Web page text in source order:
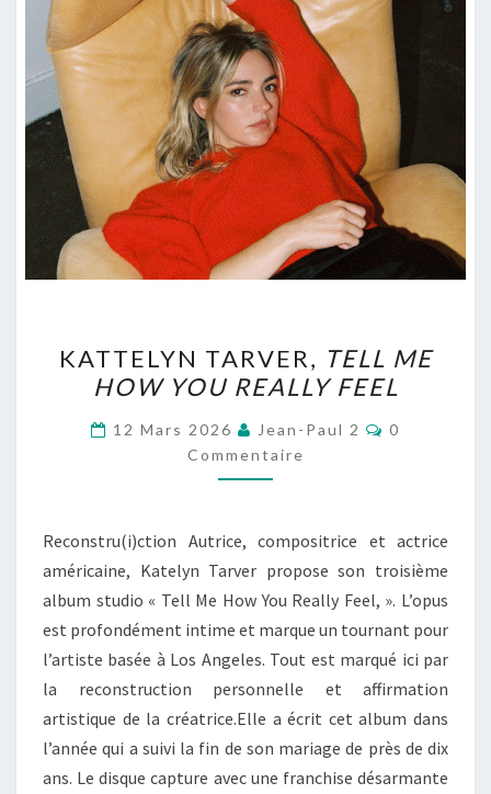
TARVER,
TELL
ME
HOW
YOU
FEEL
KATTELYN TARVER, TELL ME
HOW YOU REALLY FEEL
12 Mars 2026 Jean-Paul 2
0
Commentaire
Reconstru(i)ction Autrice, compositrice et actrice
américaine, Katelyn Tarver propose son troisième
album studio « Tell Me How You Really Feel, ». L’opus
est profondément intime et marque un tournant pour
l’artiste basée à Los Angeles. Tout est marqué ici par
la reconstruction personnelle et affirmation
artistique de la créatrice.Elle a écrit cet album dans
l’année qui a suivi la fin de son mariage de près de dix
ans. Le disque capture avec une franchise désarmante